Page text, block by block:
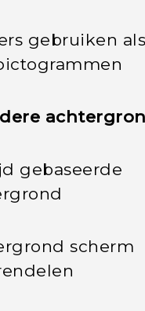
gebruiken als
gebaseerde
scherm